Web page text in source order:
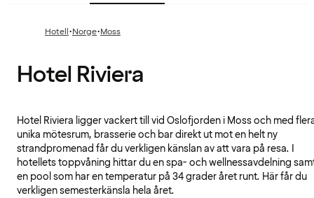
Hotell·Norge·Moss
Hotel Riviera
Hotel Riviera ligger vackert till vid Oslofjorden i Moss och med
unika mötesrum, brasserie och bar direkt ut mot en helt ny
strandpromenad får du verkligen känslan av att vara på resa. I
hotellets toppvåning hittar du en spa- och wellnessavdelning
en pool som har en temperatur på 34 grader året runt. Här får du
verkligen semesterkänsla hela året.